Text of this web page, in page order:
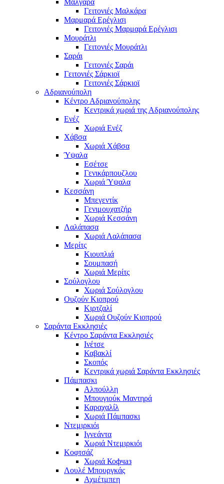
Μάλγαρα
Γειτονιές Μαλκάρα
Μαρμαρά Ερέγλισι
Γειτονιές Μαρμαρά Ερέγλισι
Μουράτλι
Γειτονιές Μουράτλι
Σαράι
Γειτονιές Σαράι
Γειτονιές Σάρκιοϊ
Γειτονιές Σάρκιοϊ
Αδριανούπολη
Κέντρο Αδριανούπολης
Κεντρικά χωριά της Αδριανούπολης
Ενέζ
Χωριά Ενέζ
Χάβσα
Χωριά Χάβσα
Ύψαλα
Εσέτσε
Γενικάρπουζλου
Χωριά Ύψαλα
Κεσσάνη
Μπεγεντίκ
Γενιμουχατζήρ
Χωριά Κεσσάνη
Λαλάπασα
Χωριά Λαλάπασα
Μερίτς
Κιουπλιά
Σουμπασή
Χωριά Μερίτς
Σούλογλου
Χωριά Σούλογλου
Ουζούν Κιοπρού
Κιρτζαλί
Χωριά Ουζούν Κιοπρού
Σαράντα Εκκλησιές
Κέντρο Σαράντα Εκκλησιές
Ινέτσε
Καβακλί
Σκοπός
Κεντρικά χωριά Σαράντα Εκκλησιές
Πάμπασκι
Αλπούλλη
Μπουγιούκ Μαντηρά
Καραχαλίλ
Χωριά Πάμπασκι
Ντεμιρκιόι
Ιγνεάντα
Χωριά Ντεμιρκιόι
Κοφτσάζ
Χωριά Кофчаз
Λουλέ Μπουργκάς
Αχμέτμπεη